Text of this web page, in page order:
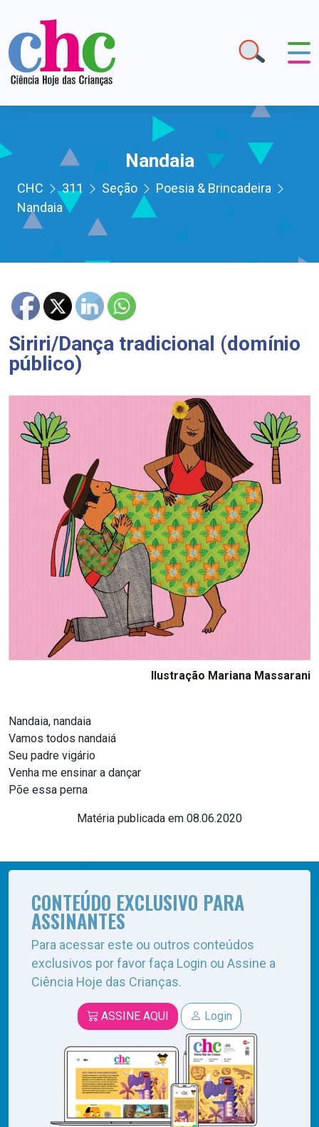
Nandaia
CHC 311 Seção
Poesia & Brincadeira
Nandaia
Siriri/Dança tradicional (domínio
público)
Ilustração Mariana Massarani
Nandaia, nandaia
Vamos todos nandaiá
Seu padre vigário
Venha me ensinar a dançar
Põe essa perna
Matéria publicada em 08.06.2020
CONTEÚDO EXCLUSIVO PARA
ASSINANTES
Para acessar este ou outros conteúdos
exclusivos por favor faça Login ou Assine a
Ciência Hoje das Crianças.
ASSINE AQUI Login